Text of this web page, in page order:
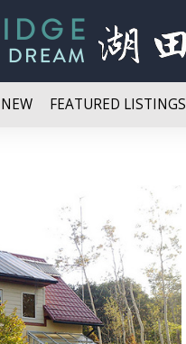
FEATURED LISTINGS